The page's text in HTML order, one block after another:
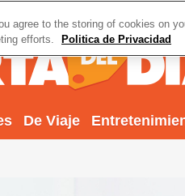
De Viaje
agree to the storing of cookies on
efforts.
Politica de Privacidad